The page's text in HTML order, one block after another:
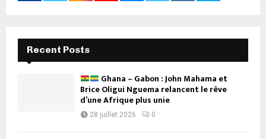
Recent Posts
Ghana – Gabon : John Mahama et
Brice Oligui Nguema relancent le rêve
d’une Afrique plus unie
28 juillet 2026 0